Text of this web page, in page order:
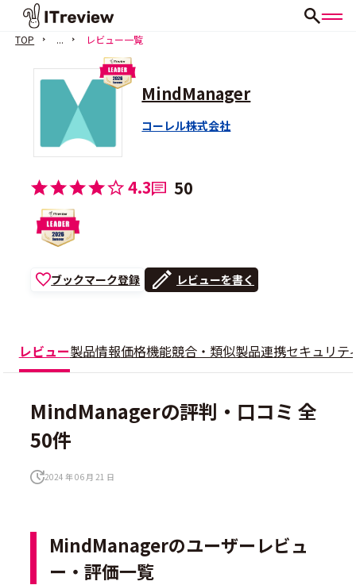
TOP ... レビュー一覧
MindManager
コーレル株式会社
4.3 50
ブックマーク登録 レビューを書く
レビュー製品情報価格機能競合・類似製品連携セキュリテ
MindManagerの評判・口コミ 全
50件
2024 年 06 月 21 日
MindManagerのユーザーレビュ
ー・評価一覧